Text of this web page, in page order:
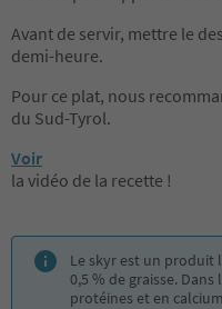
Avant de servir, mettre le
demi-heure.
Pour ce plat, nous
du Sud-Tyrol.
Voir
la vidéo de la recette !
Le skyr est un produit
0,5 % de graisse.
protéines et en